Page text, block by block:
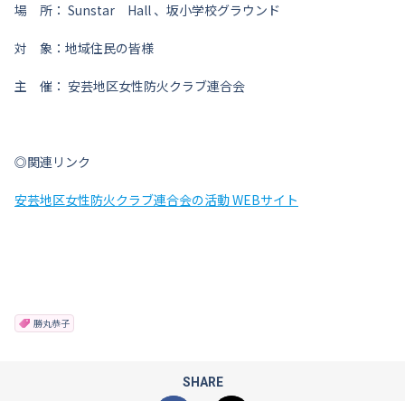
場 所： Sunstar Hall 、坂小学校グラウンド
対 象：地域住民の皆様
主 催： 安芸地区女性防火クラブ連合会
◎関連リンク
安芸地区女性防火クラブ連合会の活動 WEBサイト
勝丸恭子
SHARE